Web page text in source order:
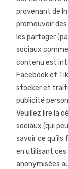
provenant de
promouvoir des
les partager
sociaux
contenu est
Facebook et
stocker et
publicité
Veuillez lire la
sociaux (qui
savoir ce
en utilisant ces
anonymisées